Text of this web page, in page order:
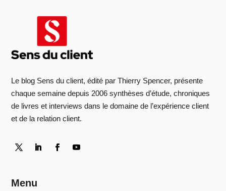
Le blog Sens du client, édité par Thierry Spencer, présente
chaque semaine depuis 2006 synthèses d’étude, chroniques
de livres et interviews dans le domaine de l’expérience client
et de la relation client.
Menu